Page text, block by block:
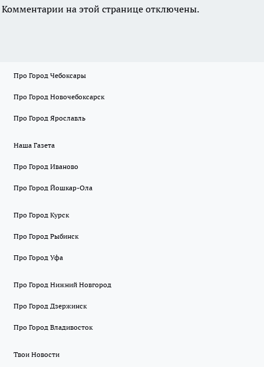
Комментарии на этой странице отключены.
Про Город Чебоксары
Про Город Новочебоксарск
Про Город Ярославль
Наша Газета
Про Город Иваново
Про Город Йошкар-Ола
Про Город Курск
Про Город Рыбинск
Про Город Уфа
Про Город Нижний Новгород
Про Город Дзержинск
Про Город Владивосток
Твои Новости